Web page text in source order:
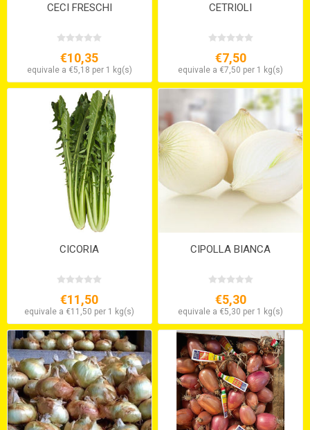
CECI FRESCHI
€10,35
equivale a €5,18 per 1 kg(s)
CETRIOLI
€7,50
equivale a €7,50 per 1 kg(s)
CICORIA
€11,50
equivale a €11,50 per 1 kg(s)
CIPOLLA BIANCA
€5,30
equivale a €5,30 per 1 kg(s)